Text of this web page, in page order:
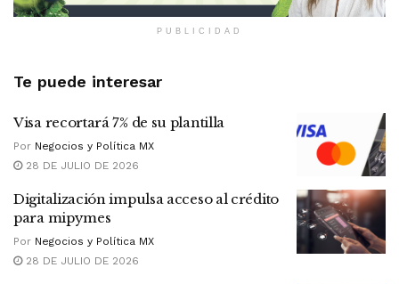
PUBLICIDAD
Te puede interesar
Visa recortará 7% de su plantilla
Por Negocios y Política MX
28 DE JULIO DE 2026
Digitalización impulsa acceso al crédito
para mipymes
Por Negocios y Política MX
28 DE JULIO DE 2026